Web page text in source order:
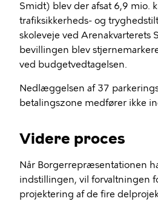
Smidt) blev der afsat 6,9 mio.
trafiksikkerheds- og
skoleveje ved Arenakvarterets
bevillingen blev
ved budgetvedtagelsen.
Nedlæggelsen af 37
betalingszone medfører ikke
Videre proces
Når Borgerrepræsentationen
indstillingen, vil forvaltningen
projektering af de fire